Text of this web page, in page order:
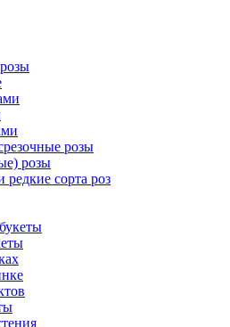
розы
розы
редкие сорта роз